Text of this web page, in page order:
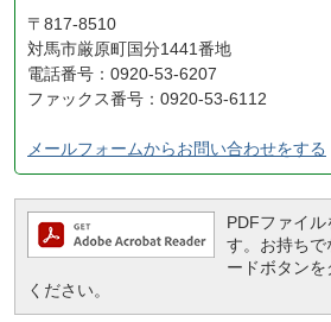
〒817-8510
対馬市厳原町国分1441番地
電話番号：0920-53-6207
ファックス番号：0920-53-6112
メールフォームからお問い合わせをする
PDFファイ
す。お持ち
ードボタン
ください。